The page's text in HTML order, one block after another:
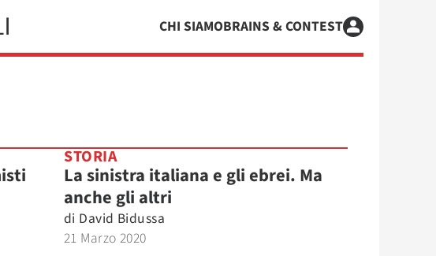
CHI SIAMOBRAINS & CONTEST
STORIA
La sinistra italiana e gli ebrei. Ma
anche gli altri
di David Bidussa
21 Marzo 2020